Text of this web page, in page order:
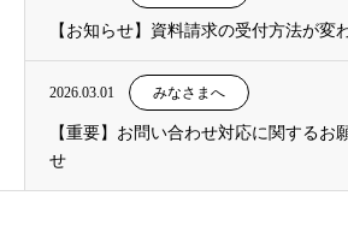
【お知らせ】資料請求の受付方法が変
2026.03.01 みなさまへ
【重要】お問い合わせ対応に関するお
せ